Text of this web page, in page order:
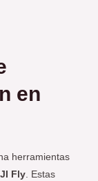
en
herramientas
Fly. Estas